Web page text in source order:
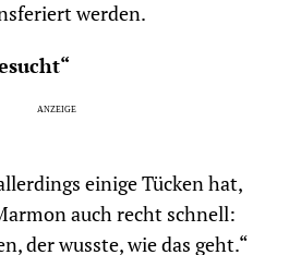
werden.
einige Tücken hat,
auch recht schnell:
der wusste, wie das geht.“